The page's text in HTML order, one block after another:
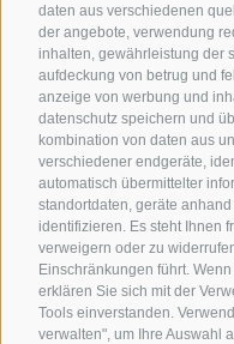
daten aus verschiedenen
der angebote, verwendung
inhalten, gewährleistung der
aufdeckung von betrug und
anzeige von werbung und
datenschutz speichern und
kombination von daten aus
verschiedener endgeräte,
automatisch übermittelter
standortdaten, geräte
identifizieren. Es steht Ihnen
verweigern oder zu
Einschränkungen führt.
erklären Sie sich mit der
Tools einverstanden.
verwalten", um Ihre Auswahl